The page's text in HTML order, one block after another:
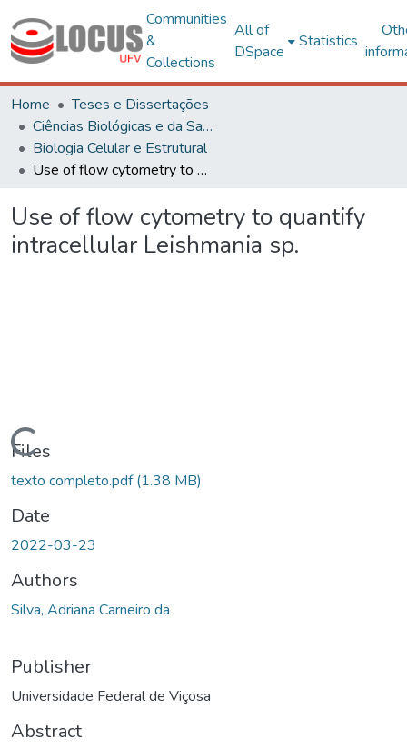
Communities
&
Collections
All of
DSpace
Statistics
Home
Teses e Dissertações
Ciências Biológicas e da Saúde
Biologia Celular e Estrutural
Use of flow cytometry to quantify intracellular Leishmania sp.
Use of flow cytometry to quantify
intracellular Leishmania sp.
Files
texto completo.pdf(1.38 MB)
Date
2022-03-23
Authors
Silva, Adriana Carneiro da
Publisher
Universidade Federal de Viçosa
Abstract